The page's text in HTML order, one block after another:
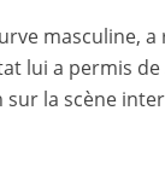
masculine, a
lui a permis de
la scène